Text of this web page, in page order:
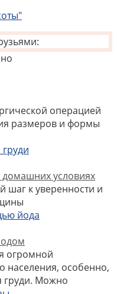
операцией
размеров и формы
домашних условиях
шаг к уверенности и
огромной
населения, особенно,
груди. Можно